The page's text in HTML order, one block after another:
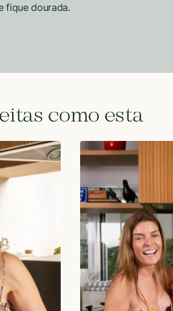
fique dourada.
como esta